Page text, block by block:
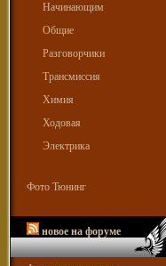
Начинающим
Общие
Разговорчики
Трансмиссия
Химия
Ходовая
Электрика
Фото Тюнинг
новое на форуме